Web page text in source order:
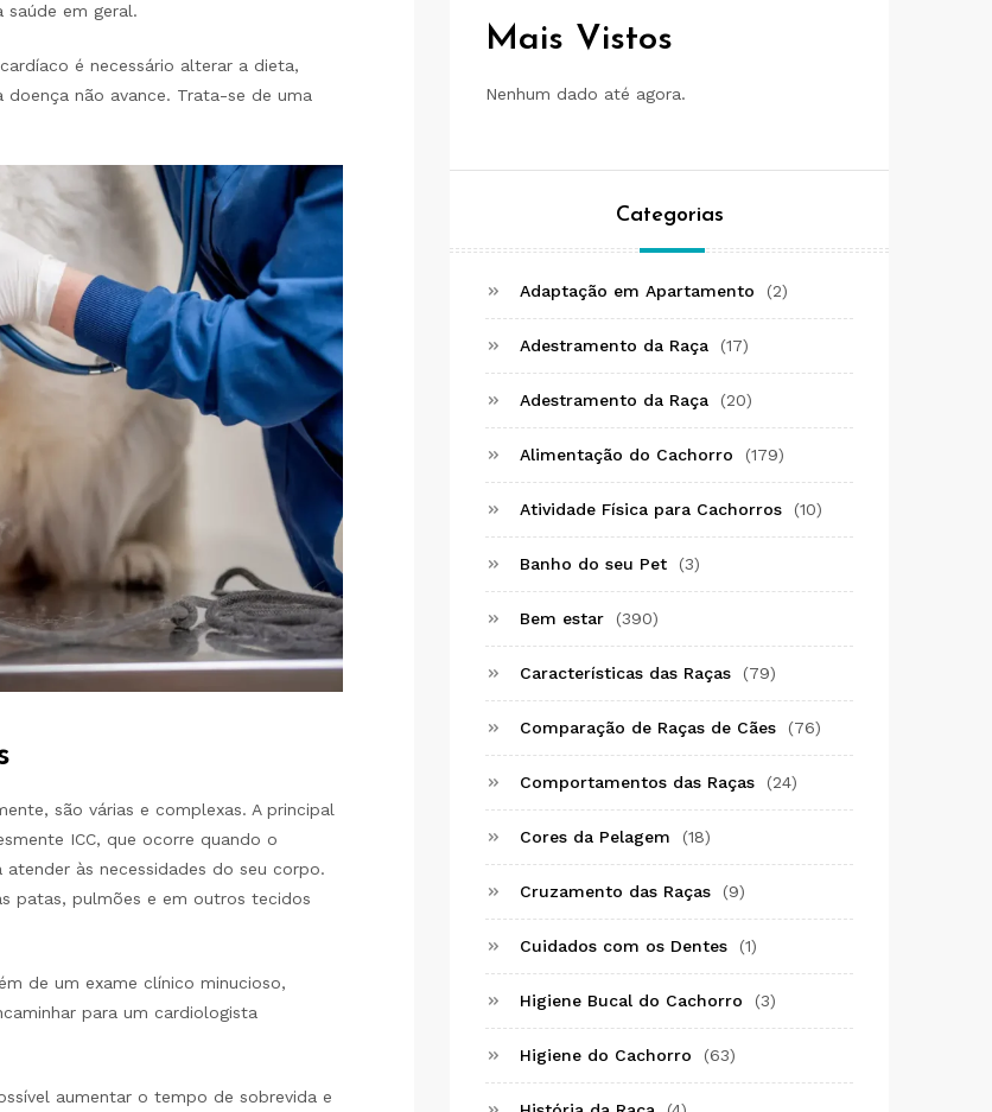
em geral.
é necessário alterar a dieta,
não avance. Trata-se de uma
são várias e complexas. A principal
ICC, que ocorre quando o
às necessidades do seu corpo.
patas, pulmões e em outros tecidos
de um exame clínico minucioso,
para um cardiologista
aumentar o tempo de sobrevida e
Mais Vistos
Nenhum dado até agora.
Categorias
Adaptação em Apartamento (2)
Adestramento da Raça (17)
Adestramento da Raça (20)
Alimentação do Cachorro (179)
Atividade Física para Cachorros (10)
Banho do seu Pet (3)
Bem estar (390)
Características das Raças (79)
Comparação de Raças de Cães (76)
Comportamentos das Raças (24)
Cores da Pelagem (18)
Cruzamento das Raças (9)
Cuidados com os Dentes (1)
Higiene Bucal do Cachorro (3)
Higiene do Cachorro (63)